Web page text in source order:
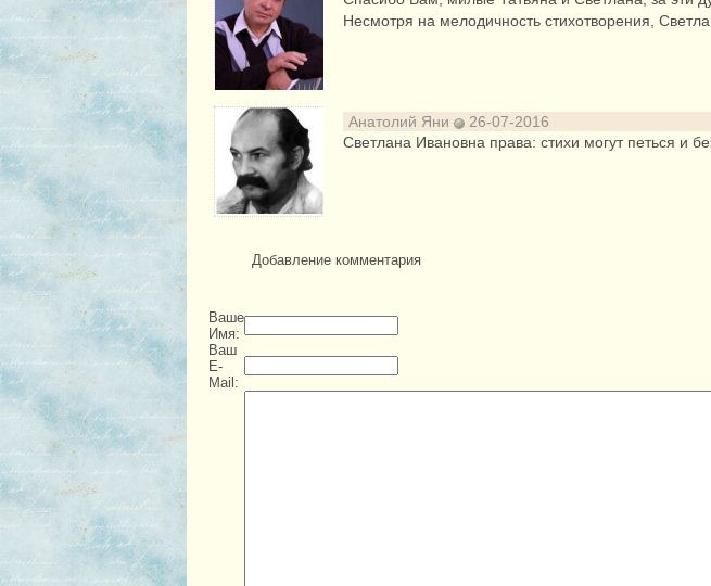
Несмотря на мелодичность стихотворения,
Анатолий Яни
26-07-2016
Светлана Ивановна права: стихи могут петься и
Добавление комментария
Ваше
Имя:
Ваш
E-
Mail: